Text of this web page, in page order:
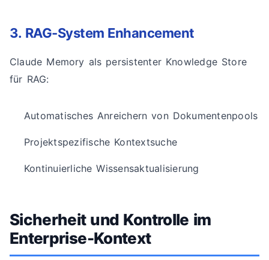
3. RAG-System Enhancement
Claude Memory als persistenter Knowledge Store
für RAG:
Automatisches Anreichern von Dokumentenpools
Projektspezifische Kontextsuche
Kontinuierliche Wissensaktualisierung
Sicherheit und Kontrolle im
Enterprise-Kontext